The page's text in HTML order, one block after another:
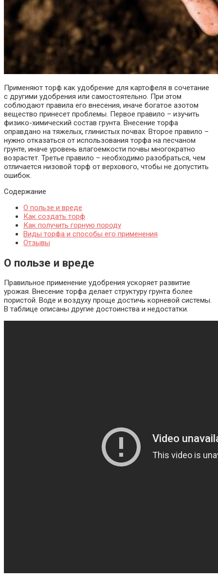
Применяют торф как удобрение для картофеля в сочетание
с другими удобрения или самостоятельно. При этом
соблюдают правила его внесения, иначе богатое азотом
вещество принесет проблемы. Первое правило – изучить
физико-химический состав грунта. Внесение торфа
оправдано на тяжелых, глинистых почвах. Второе правило –
нужно отказаться от использования торфа на песчаном
грунте, иначе уровень влагоемкости почвы многократно
возрастет. Третье правило – необходимо разобраться, чем
отличается низовой торф от верхового, чтобы не допустить
ошибок.
Содержание
О пользе и вреде
Как создать торф
Как получить горную породу
Виды торфа и способы его применения
Отзывы
О пользе и вреде
Правильное применение удобрения ускоряет развитие
урожая. Внесение торфа делает структуру грунта более
пористой. Воде и воздуху проще достичь корневой системы.
В таблице описаны другие достоинства и недостатки.